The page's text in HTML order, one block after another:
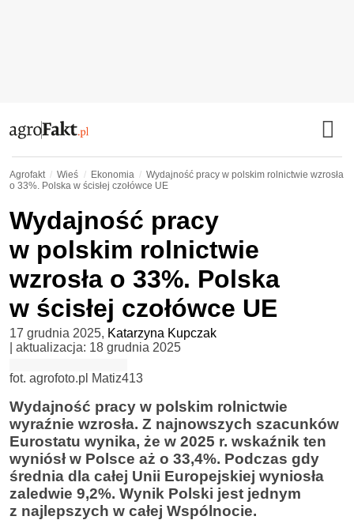
Agrofakt Wieś Ekonomia
Wydajność pracy w polskim rolnictwie wzrosła
o 33%. Polska w ścisłej czołówce UE
Wydajność pracy
w polskim rolnictwie
wzrosła o 33%. Polska
w ścisłej czołówce UE
17 grudnia 2025, Katarzyna Kupczak
| aktualizacja: 18 grudnia 2025
fot. agrofoto.pl Matiz413
Wydajność pracy w polskim rolnictwie
wyraźnie wzrosła. Z najnowszych szacunków
Eurostatu wynika, że w 2025 r. wskaźnik ten
wyniósł w Polsce aż o 33,4%. Podczas gdy
średnia dla całej Unii Europejskiej wyniosła
zaledwie 9,2%. Wynik Polski jest jednym
z najlepszych w całej Wspólnocie.